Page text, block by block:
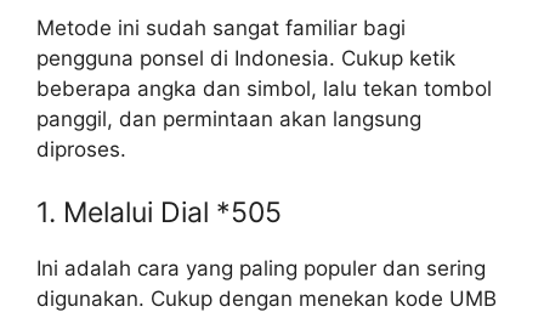
Metode ini sudah sangat familiar bagi
pengguna ponsel di Indonesia. Cukup ketik
beberapa angka dan simbol, lalu tekan tombol
panggil, dan permintaan akan langsung
diproses.
1. Melalui Dial *505
Ini adalah cara yang paling populer dan sering
digunakan. Cukup dengan menekan kode UMB